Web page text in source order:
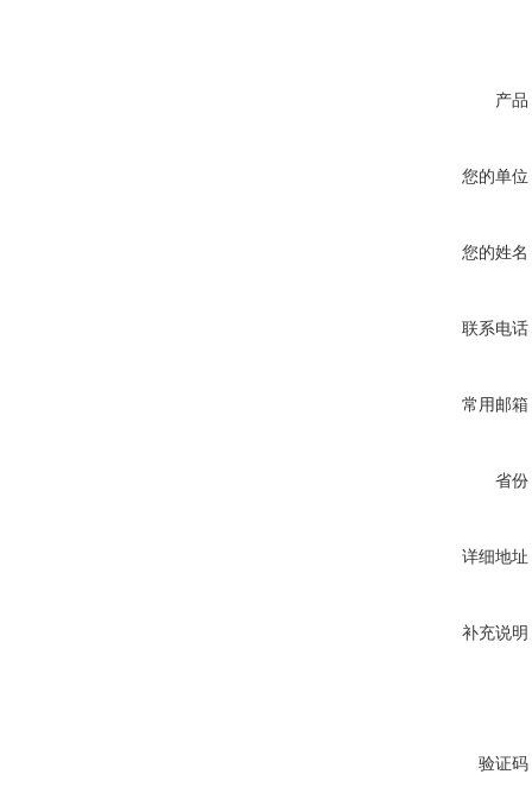
产品
您的单位
您的姓名
联系电话
常用邮箱
省份
详细地址
补充说明
验证码